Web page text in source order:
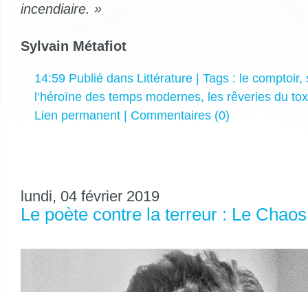
incendiaire. »
Sylvain Métafiot
14:59 Publié dans Littérature | Tags : le comptoir,
l’héroïne des temps modernes, les rêveries du
Lien permanent | Commentaires (0)
lundi, 04 février 2019
Le poète contre la terreur : Le